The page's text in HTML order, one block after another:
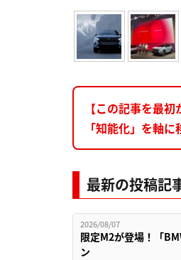
【この記事を最初
「知能化」を軸
最新の投稿記
2026/08/07
限定M2が登場！「
ン